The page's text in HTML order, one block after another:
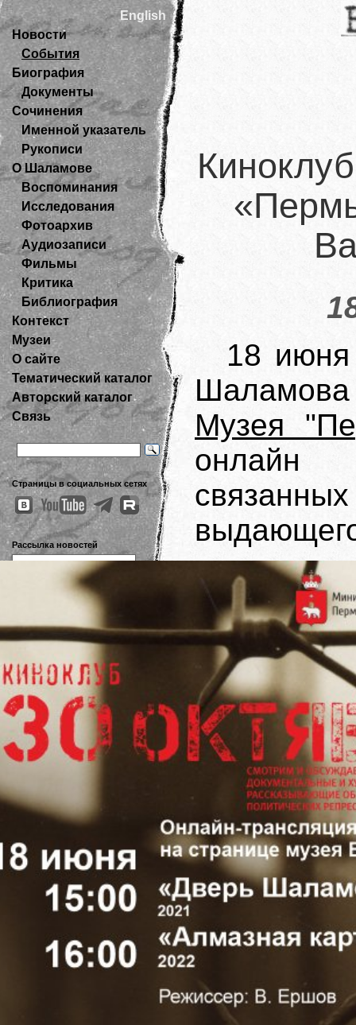
English
Новости
События
Биография
Документы
Сочинения
Именной указатель
Рукописи
О Шаламове
Воспоминания
Исследования
Фотоархив
Аудиозаписи
Фильмы
Критика
Библиография
Контекст
Музеи
О сайте
Тематический каталог
Авторский каталог
Связь
Страницы в социальных сетях
Рассылка новостей
публикация рукописей В.Т.
Шаламова выполняется на
11-04-12055в.
18
Музея
онлайн